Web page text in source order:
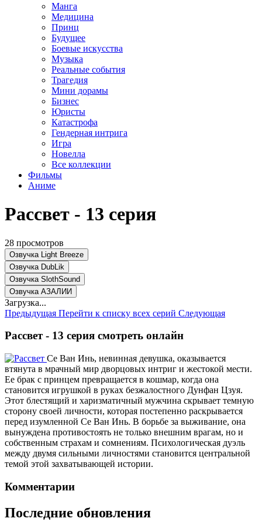
Манга
Медицина
Принц
Будущее
Боевые искусства
Музыка
Реальные события
Трагедия
Мини дорамы
Бизнес
Юристы
Катастрофа
Гендерная интрига
Игра
Новелла
Все коллекции
Фильмы
Аниме
Рассвет - 13 серия
28 просмотров
Озвучка Light Breeze
Озвучка DubLik
Озвучка SlothSound
Озвучка АЗАЛИИ
Загрузка...
Предыдущая Перейти к списку всех серий Следующая
Рассвет - 13 серия смотреть онлайн
Се Ван Инь, невинная девушка, оказывается
втянута в мрачный мир дворцовых интриг и жестокой мести.
Ее брак с принцем превращается в кошмар, когда она
становится игрушкой в руках безжалостного Дунфан Цзуя.
Этот блестящий и харизматичный мужчина скрывает темную
сторону своей личности, которая постепенно раскрывается
перед изумленной Се Ван Инь. В борьбе за выживание, она
вынуждена противостоять не только внешним врагам, но и
собственным страхам и сомнениям. Психологическая дуэль
между двумя сильными личностями становится центральной
темой этой захватывающей истории.
Комментарии
Последние обновления